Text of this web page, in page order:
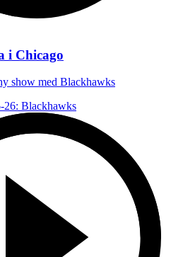
i Chicago
show med Blackhawks